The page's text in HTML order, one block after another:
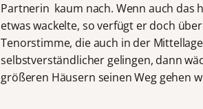
Partnerin kaum nach. Wenn auch das
etwas wackelte, so verfügt er doch
Tenorstimme, die auch in der
selbstverständlicher gelingen, dann
größeren Häusern seinen Weg gehen